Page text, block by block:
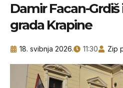
Damir Facan-Grdiš
grada Krapine
18. svibnja 2026. 11:30 Zip